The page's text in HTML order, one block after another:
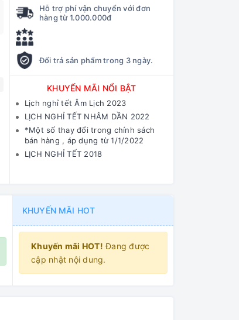
Hỗ trợ phí vận chuyển với đơn
hàng từ 1.000.000đ
Đổi trả sản phẩm trong 3 ngày.
KHUYẾN MÃI NỔI BẬT
Lịch nghỉ tết Âm Lịch 2023
LỊCH NGHỈ TẾT NHÂM DẦN 2022
*Một số thay đổi trong chính sách
bán hàng , áp dụng từ 1/1/2022
LỊCH NGHỈ TẾT 2018
KHUYẾN MÃI HOT
Khuyến mãi HOT! Đang được
cập nhật nội dung.